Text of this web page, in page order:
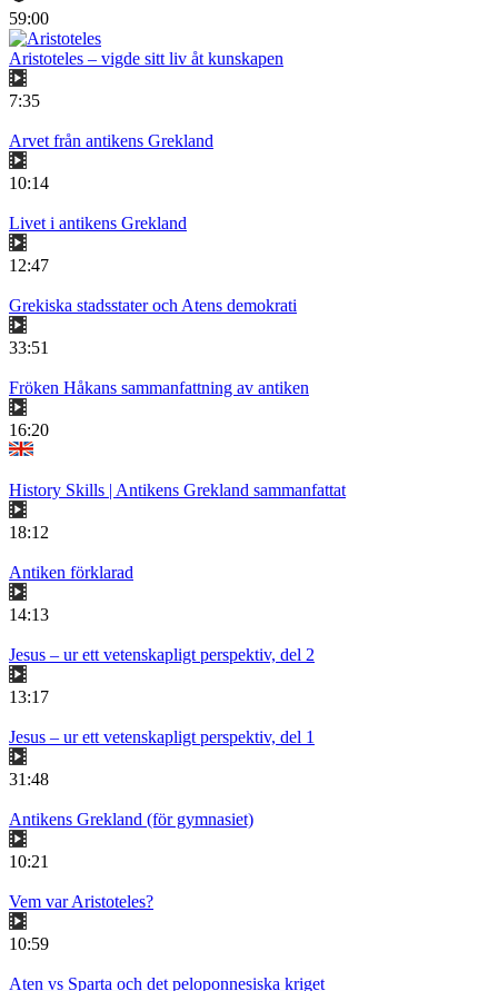
59:00
Aristoteles – vigde sitt liv åt kunskapen
7:35
Arvet från antikens Grekland
10:14
Livet i antikens Grekland
12:47
Grekiska stadsstater och Atens demokrati
33:51
Fröken Håkans sammanfattning av antiken
16:20
History Skills | Antikens Grekland sammanfattat
18:12
Antiken förklarad
14:13
Jesus – ur ett vetenskapligt perspektiv, del 2
13:17
Jesus – ur ett vetenskapligt perspektiv, del 1
31:48
Antikens Grekland (för gymnasiet)
10:21
Vem var Aristoteles?
10:59
Aten vs Sparta och det peloponnesiska kriget